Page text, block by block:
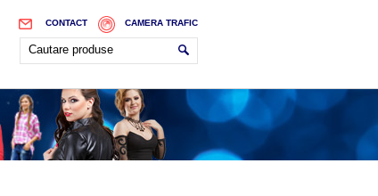
CAMERA TRAFIC
CONTACT